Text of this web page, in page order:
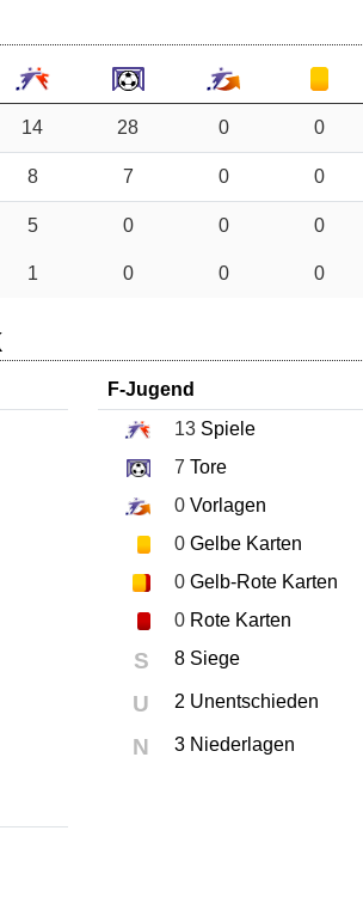
14 28 0 0
8 7 0 0
5 0 0 0
1 0 0 0
F-Jugend
13Spiele
7 Tore
0Vorlagen
0Gelbe Karten
0Gelb-Rote Karten
0Rote Karten
S 8 Siege
U 2 Unentschieden
N 3 Niederlagen